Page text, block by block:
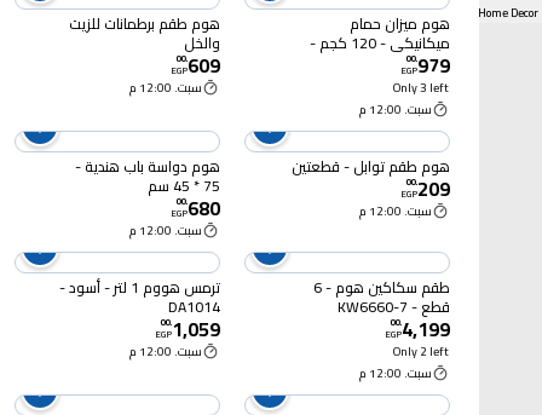
Home Decor هوم ميزان حمام
ميكانيكي - 120 كجم -
NA8023
979
.
00
EGP
Only 3 left
سبت. 12:00 م
هوم طقم برطمانات للزيت
والخل
609
.
00
EGP
سبت. 12:00 م
هوم طقم توابل - قطعتين
209
.
00
EGP
سبت. 12:00 م
هوم دواسة باب هندية -
75 * 45 سم
680
.
00
EGP
سبت. 12:00 م
طقم سكاكين هوم - 6
قطع - 7-KW6660
4,199
.
00
EGP
Only 2 left
سبت. 12:00 م
ترمس هووم 1 لتر - أسود -
DA1014
1,059
.
00
EGP
سبت. 12:00 م